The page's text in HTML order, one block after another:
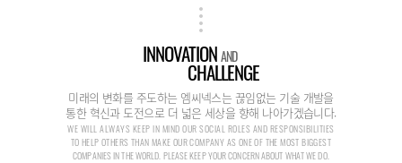
INNOVATIONAND
CHALLENGE
미래의 변화를 주도하는 엠씨넥스는 끊임없는 기술 개발을
통한 혁신과 도전으로 더 넓은 세상을 향해 나아가겠습니다.
WE WILL ALWAYS KEEP IN MIND OUR SOCIAL ROLES AND RESPONSIBILITIES
TO HELP OTHERS THAN MAKE OUR COMPANY AS ONE OF THE MOST BIGGEST
COMPANIES IN THE WORLD. PLEASE KEEP YOUR CONCERN ABOUT WHAT WE DO.